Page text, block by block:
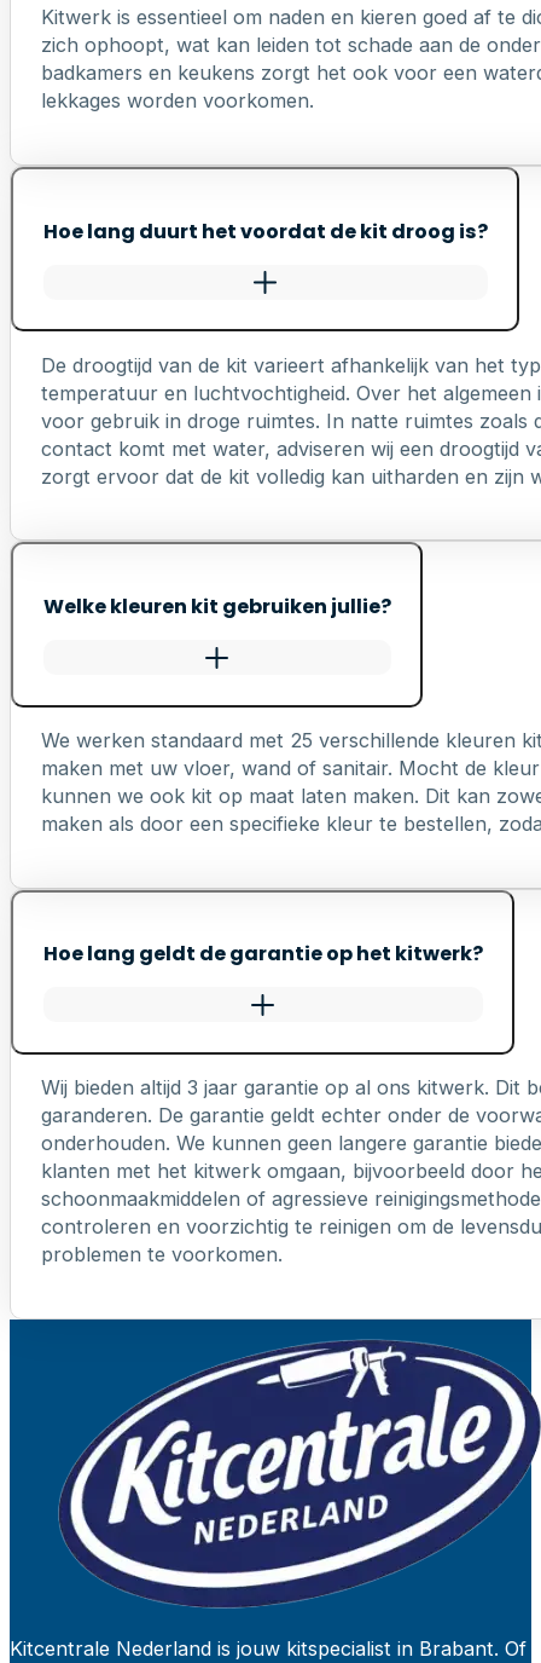
Kitwerk is essentieel om naden en kieren goed af te
zich ophoopt, wat kan leiden tot schade aan de
badkamers en keukens zorgt het ook voor een
lekkages worden voorkomen.
Hoe lang duurt het voordat de kit droog is?
De droogtijd van de kit varieert afhankelijk van het
temperatuur en luchtvochtigheid. Over het
voor gebruik in droge ruimtes. In natte ruimtes zoals
contact komt met water, adviseren wij een droogtijd
zorgt ervoor dat de kit volledig kan uitharden en zijn
Welke kleuren kit gebruiken jullie?
We werken standaard met 25 verschillende kleuren
maken met uw vloer, wand of sanitair. Mocht de
kunnen we ook kit op maat laten maken. Dit kan
maken als door een specifieke kleur te bestellen,
Hoe lang geldt de garantie op het kitwerk?
Wij bieden altijd 3 jaar garantie op al ons kitwerk. Dit
garanderen. De garantie geldt echter onder de
onderhouden. We kunnen geen langere garantie
klanten met het kitwerk omgaan, bijvoorbeeld door
schoonmaakmiddelen of agressieve
controleren en voorzichtig te reinigen om de
problemen te voorkomen.
Kitcentrale Nederland is jouw kitspecialist in Brabant.